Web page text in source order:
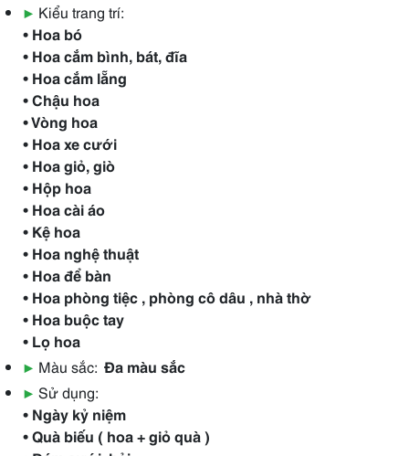
▶ Kiểu trang trí:
• Hoa bó
• Hoa cắm bình, bát, đĩa
• Hoa cắm lẵng
• Chậu hoa
• Vòng hoa
• Hoa xe cưới
• Hoa giỏ, giò
• Hộp hoa
• Hoa cài áo
• Kệ hoa
• Hoa nghệ thuật
• Hoa để bàn
• Hoa phòng tiệc , phòng cô dâu , nhà thờ
• Hoa buộc tay
• Lọ hoa
▶ Màu sắc: Đa màu sắc
▶ Sử dụng:
• Ngày kỷ niệm
• Quà biếu ( hoa + giỏ quà )